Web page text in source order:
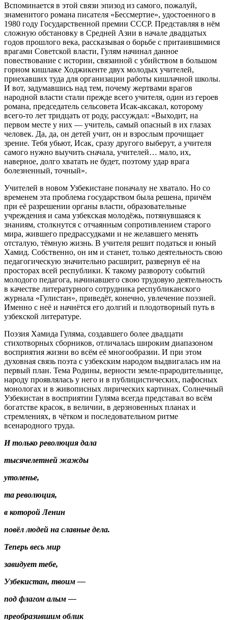
Вспоминается в этой связи эпизод из самого, пожалуй,
знаменитого романа писателя «Бессмертие», удостоенного в
1980 году Государственной премии СССР. Представляя в нём
сложную обстановку в Средней Азии в начале двадцатых
годов прошлого века, рассказывая о борьбе с притаившимися
врагами Советской власти, Гулям начинал данное
повествование с истории, связанной с убийством в большом
горном кишлаке Ходжикенте двух молодых учителей,
приехавших туда для организации работы кишлачной школы.
И вот, задумавшись над тем, почему жертвами врагов
народной власти стали прежде всего учителя, один из героев
романа, председатель сельсовета Исак-аксакал, которому
всего-то лет тридцать от роду, рассуждал: «Выходит, на
первом месте у них — учитель, самый опасный в их глазах
человек. Да, да, он детей учит, он и взрослым прочищает
зрение. Тебя убьют, Исак, сразу другого выберут, а учителя
самого нужно выучить сначала, учителей… мало, их,
наверное, долго хватать не будет, поэтому удар врага
болезненный, точный».
Учителей в новом Узбекистане поначалу не хватало. Но со
временем эта проблема государством была решена, причём
при её разрешении органы власти, образовательные
учреждения и сама узбекская молодёжь, потянувшаяся к
знаниям, столкнутся с отчаянным сопротивлением старого
мира, жившего предрассудками и не желавшего менять
отсталую, тёмную жизнь. В учителя решит податься и юный
Хамид. Собственно, он им и станет, только деятельность свою
педагогическую значительно расширит, развернув её на
просторах всей республики. К такому развороту событий
молодого педагога, начинавшего свою трудовую деятельность
в качестве литературного сотрудника республиканского
журнала «Гулистан», приведёт, конечно, увлечение поэзией.
Именно с неё и начнётся его долгий и плодотворный путь в
узбекской литературе.
Поэзия Хамида Гуляма, создавшего более двадцати
стихотворных сборников, отличалась широким диапазоном
восприятия жизни во всём её многообразии. И при этом
духовная связь поэта с узбекским народом выдвигалась им на
первый план. Тема Родины, верности земле-прародительнице,
народу проявлялась у него и в публицистических, пафосных
монологах и в живописных лирических картинах. Солнечный
Узбекистан в восприятии Гуляма всегда представал во всём
богатстве красок, в величии, в дерзновенных планах и
стремлениях, в чётком и последовательном ритме
всенародного труда.
И только революция дала
тысячелетней жажды
утоленье,
та революция,
в которой Ленин
повёл людей на славные дела.
Теперь весь мир
завидует тебе,
Узбекистан, твоим —
под флагом алым —
преобразившим облик